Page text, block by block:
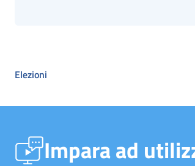
Elezioni
Impara ad